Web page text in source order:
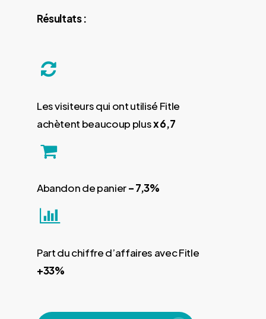
Résultats :
Les visiteurs qui ont utilisé Fitle
achètent beaucoup plusx 6,7
Abandon de panier– 7,3%
Part du chiffre d’affaires avec Fitle
+33%